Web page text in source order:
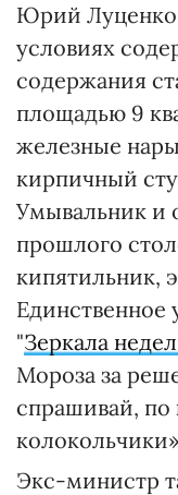
Юрий Луценко
условиях
содержания
площадью 9
железные
кирпичный
Умывальник и
прошлого
кипятильник,
Единственное
"Зеркала
Мороза за
спрашивай, по
Экс-министр